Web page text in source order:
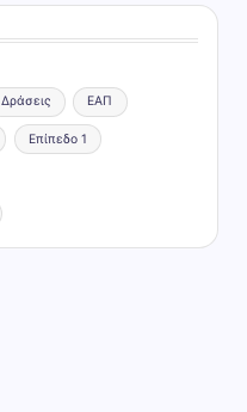
Δράσεις ΕΑΠ
Επίπεδο 1